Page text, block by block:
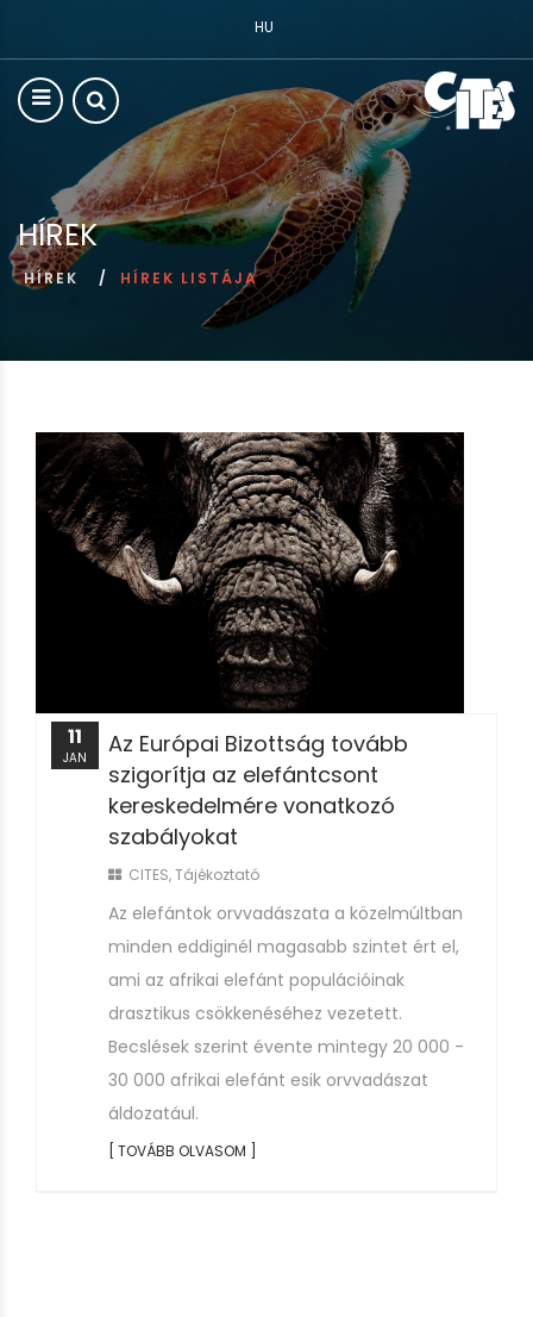
HU
HÍREK
HÍREK HÍREK LISTÁJA
Az Európai Bizottság tovább
szigorítja az elefántcsont
kereskedelmére vonatkozó
szabályokat
CITES,Tájékoztató
Az elefántok orvvadászata a közelmúltban
minden eddiginél magasabb szintet ért el,
ami az afrikai elefánt populációinak
drasztikus csökkenéséhez vezetett.
Becslések szerint évente mintegy 20 000 -
30 000 afrikai elefánt esik orvvadászat
áldozatául.
[ TOVÁBB OLVASOM ]
11
JAN